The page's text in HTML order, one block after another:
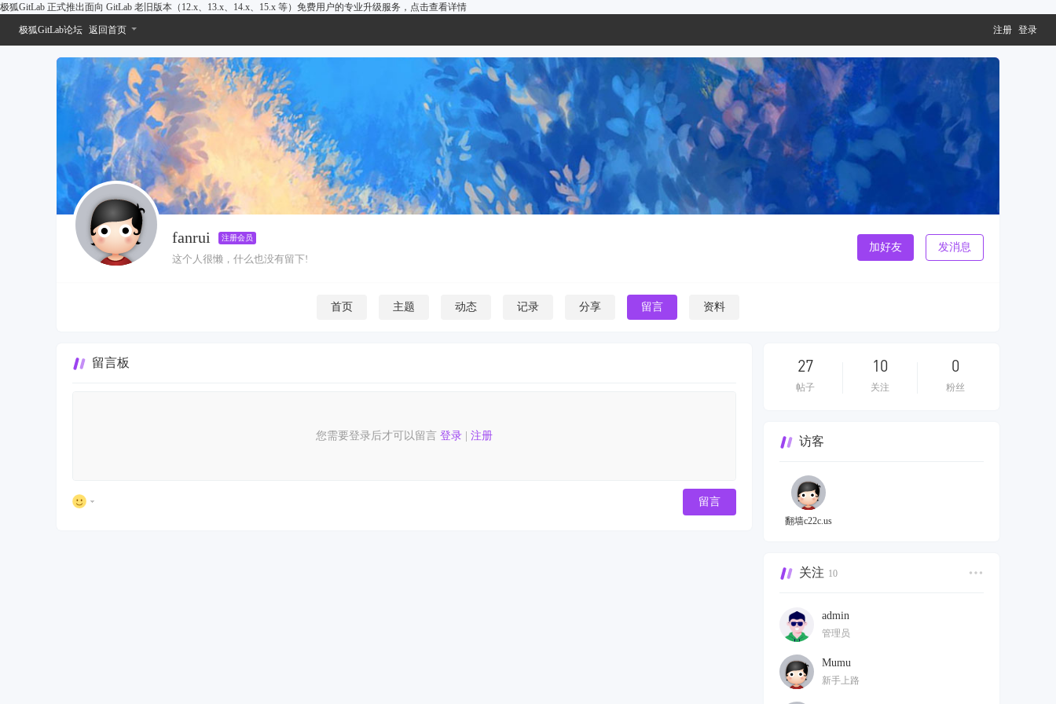
极狐GitLab 正式推出面向 GitLab 老旧版本（12.x、13.x、14.x、15.x 等）免费用户的专业升级服务， 点击查看详情
注册 登录
极狐GitLab论坛 返回首页
加好友 发消息
fanrui 注册会员
这个人很懒，什么也没有留下!
首页 主题 动态 记录 分享 留言 资料
留言板
您需要登录后才可以留言 登录 注册
留言
27
帖子
10
关注
0
粉丝
访客
翻墙c22c.us
关注 10
admin
管理员
Mumu
新手上路